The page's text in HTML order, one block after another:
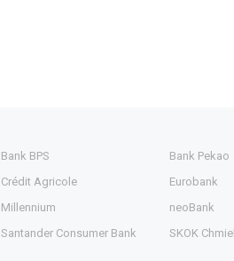
Bank BPS Bank Pekao
Crédit Agricole Eurobank
Millennium neoBank
Santander Consumer Bank SKOK